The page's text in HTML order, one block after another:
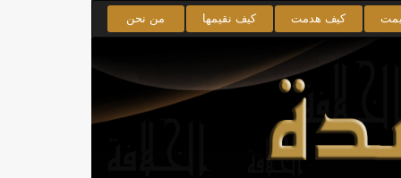
كيف هدمت كيف نقيمها من نحن